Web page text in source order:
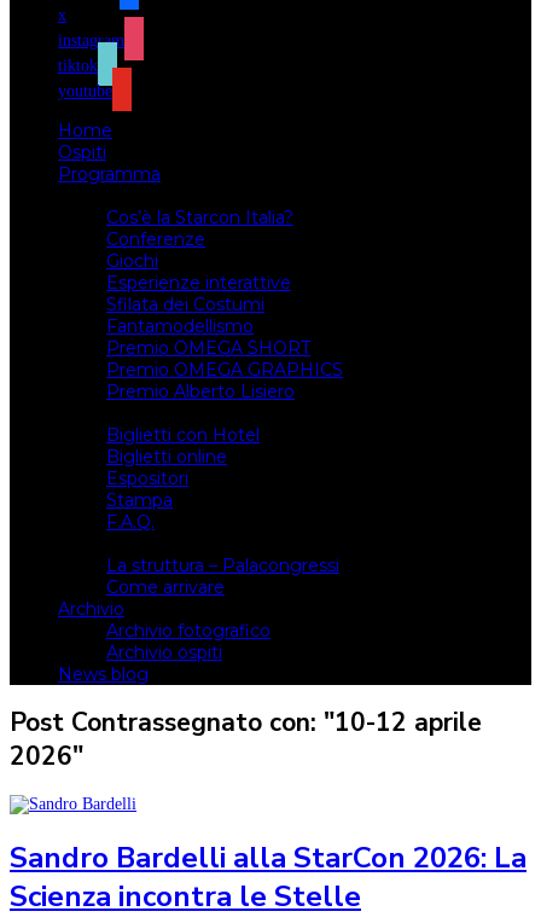
x
instagram
tiktok
youtube
Home
Ospiti
Programma
Cos’è la Starcon Italia?
Conferenze
Giochi
Esperienze interattive
Sfilata dei Costumi
Fantamodellismo
Premio OMEGA SHORT
Premio OMEGA GRAPHICS
Premio Alberto Lisiero
Biglietti con Hotel
Biglietti online
Espositori
Stampa
F.A.Q.
La struttura – Palacongressi
Come arrivare
Archivio
Archivio fotografico
Archivio ospiti
News blog
Post Contrassegnato con: "10-12 aprile
2026"
Sandro Bardelli alla StarCon 2026: La
Scienza incontra le Stelle